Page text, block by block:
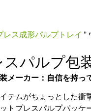
レス成形パルプトレイ "
パルプ包
メーカー：自信を持っ
テムがちょっとした衝
トプレスパルプパッケ